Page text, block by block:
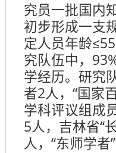
究员一批国内
初步形成一支
定人员年龄
究队伍中，
学经历。研究
者2人，“国家
学科评议组成
5人，吉林省“
人，“东师学者